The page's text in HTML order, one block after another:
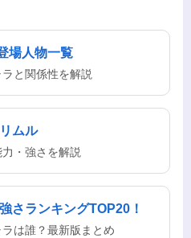
場人物一覧
と関係性を解説
ムル
・強さを解説
さランキングTOP20！
は誰？最新版まとめ